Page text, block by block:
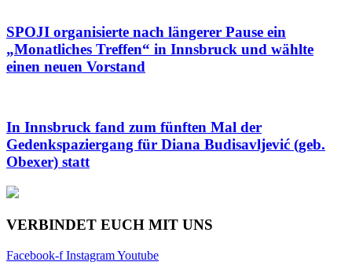
SPOJI organisierte nach längerer Pause ein
„Monatliches Treffen“ in Innsbruck und wählte
einen neuen Vorstand
In Innsbruck fand zum fünften Mal der
Gedenkspaziergang für Diana Budisavljević (geb.
Obexer) statt
VERBINDET EUCH MIT UNS
Facebook-f InstagramYoutube